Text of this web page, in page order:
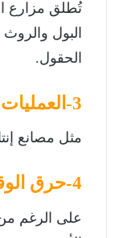
تُطلق مزارع
البول والروث
الحقول.
3-العمليات الصناعية
مثل مصانع
4-حرق الوقود
على الرغم من